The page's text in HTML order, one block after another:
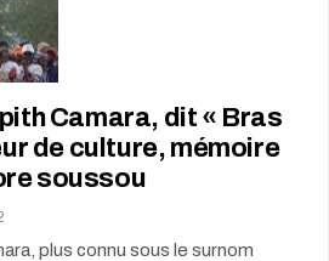
Camara, dit « Bras
de culture, mémoire
soussou
plus connu sous le surnom